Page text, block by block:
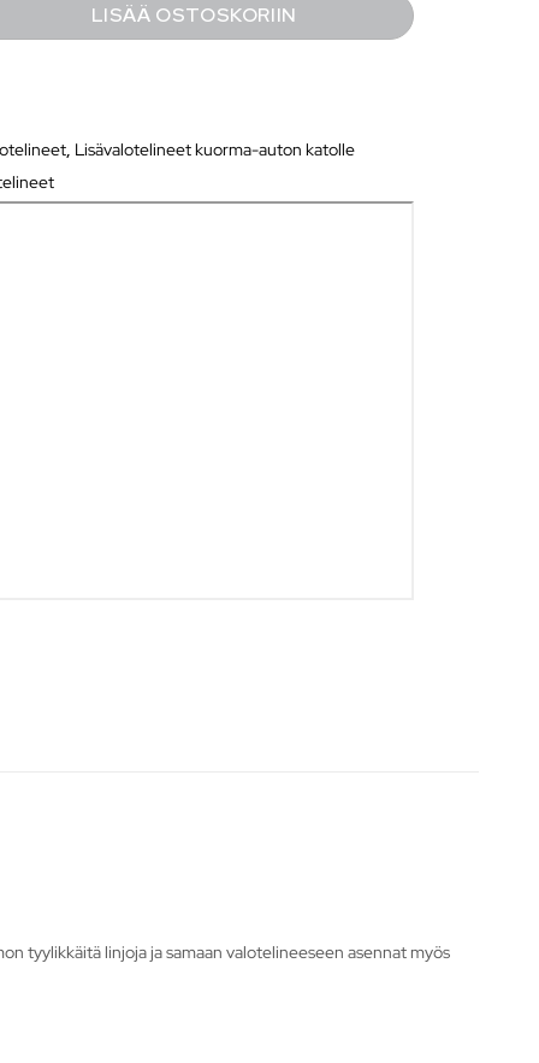
LISÄÄ OSTOSKORIIN
Lisävalotelineet kuorma-auton katolle
tyylikkäitä linjoja ja samaan valotelineeseen asennat myös